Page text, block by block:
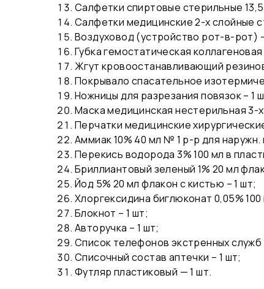
Салфетки спиртовые стерильные
Салфетки медицинские 2-х слойные
Воздуховод (устройство рот-в-рот)
Губка гемостатическая
Жгут кровоостанавливающий
Покрывало спасательное
Ножницы для разрезания повязок – 1
Маска медицинская нестерильная 3-
Перчатки медицинские
Аммиак 10% 40 мл № 1 р-р для наружн.
Перекись водорода 3% 100 мл в
Бриллиантовый зеленый 1% 20 мл
Йод 5% 20 мл флакон с кистью – 1 шт;
Хлоргексидина биглюконат 0,05%
Блокнот – 1 шт;
Авторучка – 1 шт;
Список телефонов экстренных служб
Списочный состав аптечки – 1 шт;
Футляр пластиковый — 1 шт.